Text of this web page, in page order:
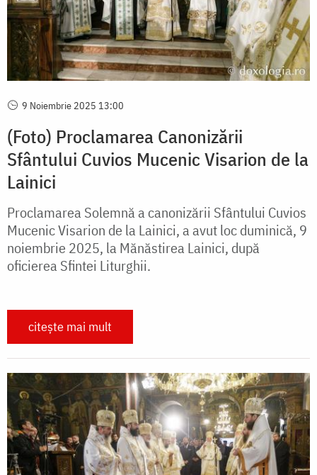
9 Noiembrie 2025 13:00
(Foto) Proclamarea Canonizării
Sfântului Cuvios Mucenic Visarion de la
Lainici
Proclamarea Solemnă a canonizării Sfântului Cuvios
Mucenic Visarion de la Lainici, a avut loc duminică, 9
noiembrie 2025, la Mănăstirea Lainici, după
oficierea Sfintei Liturghii.
citește mai mult